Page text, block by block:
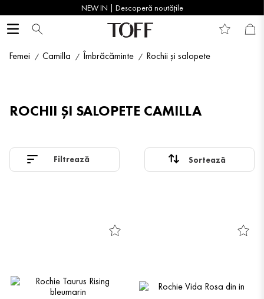
NEW IN | Descoperă noutățile
Femei Camilla Îmbrăcăminte Rochii și salopete
ROCHII ȘI SALOPETE CAMILLA
Filtrează